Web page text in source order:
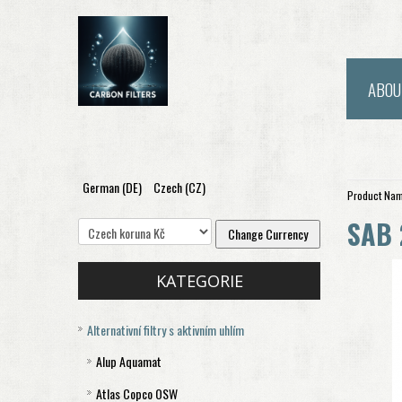
German (DE) Czech (CZ)
KATEGORIE
Alternativní filtry s aktivním uhlím
Alup Aquamat
Aquamat 120
Atlas Copco OSW
Product
SAB